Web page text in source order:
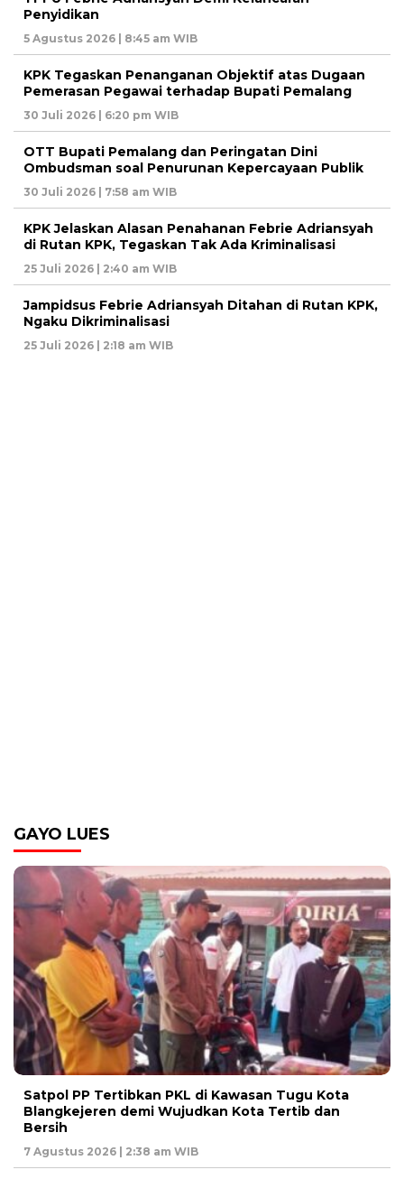
Penyidikan
5 Agustus 2026 | 8:45 am WIB
KPK Tegaskan Penanganan Objektif atas Dugaan
Pemerasan Pegawai terhadap Bupati Pemalang
30 Juli 2026 | 6:20 pm WIB
OTT Bupati Pemalang dan Peringatan Dini
Ombudsman soal Penurunan Kepercayaan Publik
30 Juli 2026 | 7:58 am WIB
KPK Jelaskan Alasan Penahanan Febrie Adriansyah
di Rutan KPK, Tegaskan Tak Ada Kriminalisasi
25 Juli 2026 | 2:40 am WIB
Jampidsus Febrie Adriansyah Ditahan di Rutan KPK,
Ngaku Dikriminalisasi
25 Juli 2026 | 2:18 am WIB
GAYO LUES
Satpol PP Tertibkan PKL di Kawasan Tugu Kota
Blangkejeren demi Wujudkan Kota Tertib dan
Bersih
7 Agustus 2026 | 2:38 am WIB